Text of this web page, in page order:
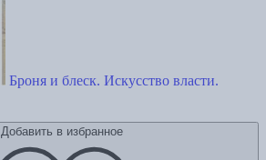
Броня и блеск. Искусство власти.
Добавить в избранное